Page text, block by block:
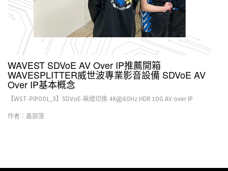
WAVEST SDVoE AV Over IP推薦開箱
WAVESPLITTER威世波專業影音設備 SDVoE AV
Over IP基本概念
【WST-PIP001_3】SDVoE-無縫切換 4K@60Hz HDR 10G AV over IP
作者：鑫部落